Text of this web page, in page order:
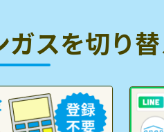
ガスを切り